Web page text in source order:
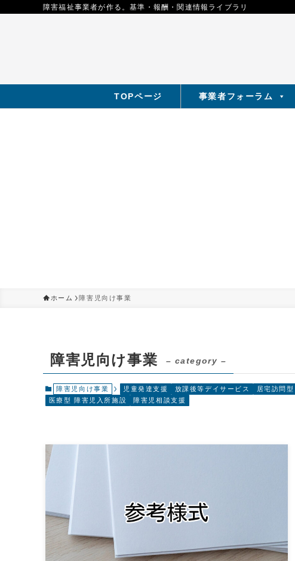
障害福祉事業者が作る。基準・報酬・関連情報ライブラリ
TOPページ 事業者フォーラム
ホーム 障害児向け事業
障害児向け事業 – category –
障害児向け事業 児童発達支援 放課後等デイサービス 居宅訪問
医療型 障害児入所施設
障害児相談支援